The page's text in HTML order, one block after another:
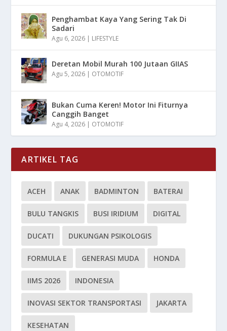
Penghambat Kaya Yang Sering Tak Di
Sadari
Agu 6, 2026 | LIFESTYLE
Deretan Mobil Murah 100 Jutaan GIIAS
Agu 5, 2026 | OTOMOTIF
Bukan Cuma Keren! Motor Ini Fiturnya
Canggih Banget
Agu 4, 2026 | OTOMOTIF
ARTIKEL TAG
ACEH ANAK BADMINTON BATERAI
BULU TANGKIS BUSI IRIDIUM DIGITAL
DUCATI DUKUNGAN PSIKOLOGIS
FORMULA E GENERASI MUDA HONDA
IIMS 2026 INDONESIA
INOVASI SEKTOR TRANSPORTASI JAKARTA
KESEHATAN